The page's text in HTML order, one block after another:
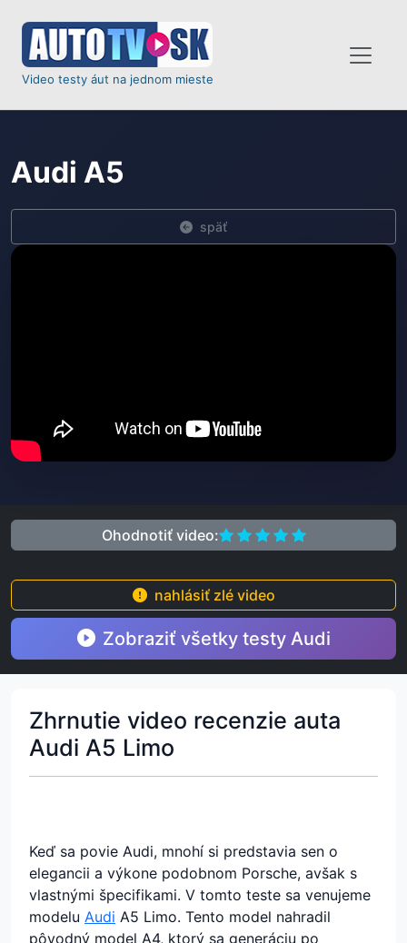
Video testy áut na jednom mieste
Audi A5
späť
Ohodnotiť video:
nahlásiť zlé video
Zobraziť všetky testy Audi
Zhrnutie video recenzie auta
Audi A5 Limo
Keď sa povie Audi, mnohí si predstavia sen o
elegancii a výkone podobnom Porsche, avšak s
vlastnými špecifikami. V tomto teste sa venujeme
modelu Audi A5 Limo. Tento model nahradil
pôvodný model A4, ktorý sa generáciu po